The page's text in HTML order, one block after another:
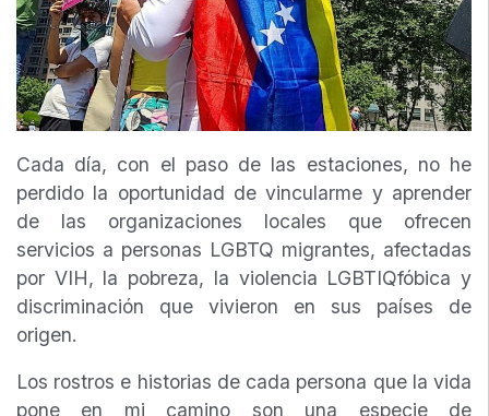
Cada día, con el paso de las estaciones, no he
perdido la oportunidad de vincularme y aprender
de las organizaciones locales que ofrecen
servicios a personas LGBTQ migrantes, afectadas
por VIH, la pobreza, la violencia LGBTIQfóbica y
discriminación que vivieron en sus países de
origen.
Los rostros e historias de cada persona que la vida
pone en mi camino son una especie de